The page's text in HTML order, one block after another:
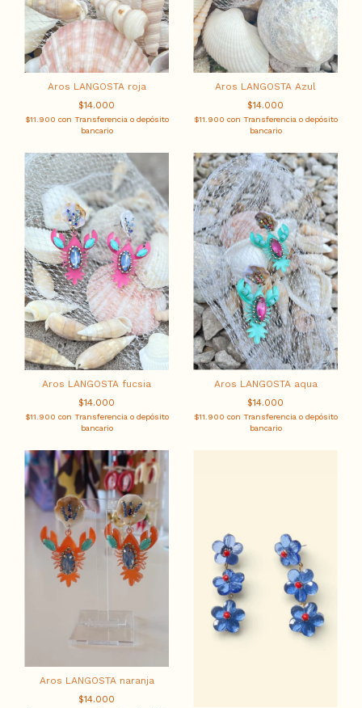
Aros LANGOSTA roja
$14.000
$11.900 con Transferencia o depósito
bancario
Aros LANGOSTA Azul
$14.000
$11.900 con Transferencia o depósito
bancario
Aros LANGOSTA fucsia
$14.000
$11.900 con Transferencia o depósito
bancario
Aros LANGOSTA aqua
$14.000
$11.900 con Transferencia o depósito
bancario
Aros LANGOSTA naranja
$14.000